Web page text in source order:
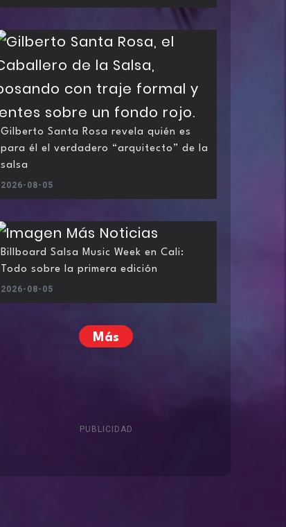
Gilberto Santa Rosa revela quién es
para él el verdadero “arquitecto” de la
salsa
2026-08-05
Billboard Salsa Music Week en Cali:
Todo sobre la primera edición
2026-08-05
Más
PUBLICIDAD